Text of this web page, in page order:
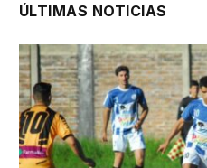
ÚLTIMAS NOTICIAS